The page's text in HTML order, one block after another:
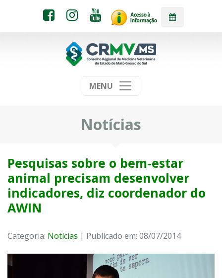
MENU
Notícias
Pesquisas sobre o bem-estar
animal precisam desenvolver
indicadores, diz coordenador do
AWIN
Categoria: Notícias | Publicado em: 08/07/2014